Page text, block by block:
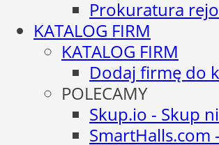
Prokuratura
KATALOG FIRM
KATALOG FIRM
Dodaj firmę do
POLECAMY
Skup.io - Skup
SmartHalls.com